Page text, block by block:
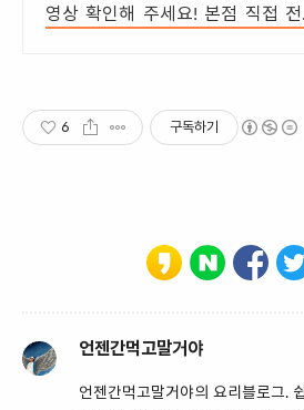
영상 확인해 주세요! 본점 직접 전
6 구독하기
언젠간먹고말거야
언젠간먹고말거야의 요리블로그.